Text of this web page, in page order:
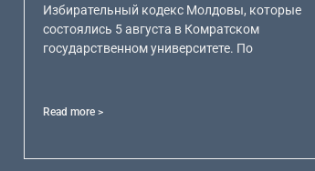
Избирательный кодекс Молдовы, которые
состоялись 5 августа в Комратском
государственном университете. По
Read more >